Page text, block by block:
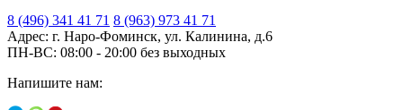
8 (496) 341 41 71 8 (963) 973 41 71
Адрес: г. Наро-Фоминск, ул. Калинина, д.6
ПН-ВС: 08:00 - 20:00 без выходных
Напишите нам: